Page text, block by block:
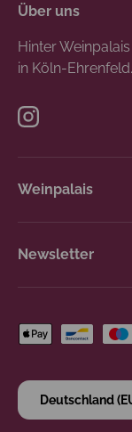
Über uns
Hinter
in Köln-Ehrenfeld.
Instagram
Weinpalais
Newsletter
Land/Region
Deutschland